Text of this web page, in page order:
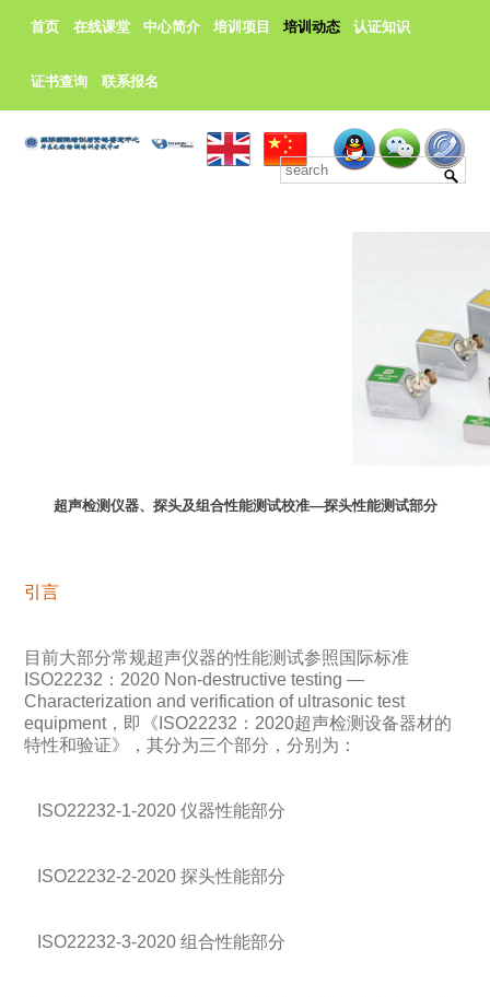
首页 在线课堂 中心简介 培训项目 培训动态 认证知识
证书查询 联系报名
超声检测仪器、探头及组合性能测试校准—探头性能测试部分
引言
目前大部分常规超声仪器的性能测试参照国际标准
ISO22232：2020 Non-destructive testing —
Characterization and verification of ultrasonic test
equipment，即《ISO22232：2020超声检测设备器材的
特性和验证》，其分为三个部分，分别为：
ISO22232-1-2020 仪器性能部分
ISO22232-2-2020 探头性能部分
ISO22232-3-2020 组合性能部分